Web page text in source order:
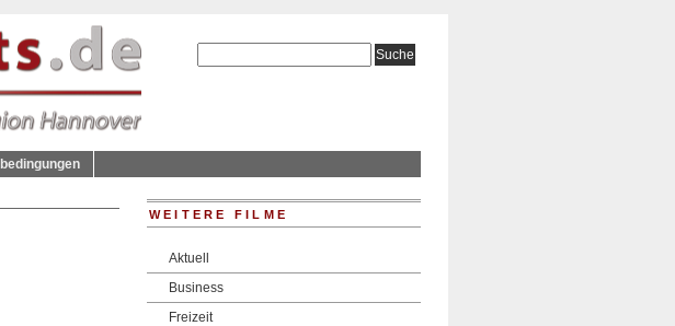
WEITERE FILME
Aktuell
Business
Freizeit